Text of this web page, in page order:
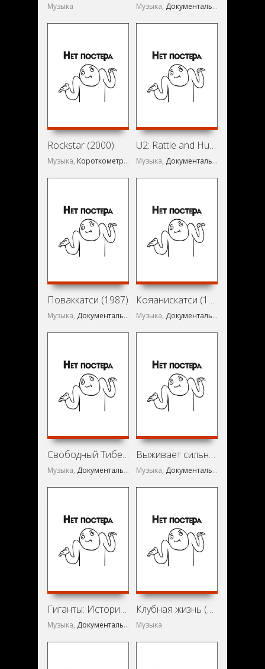
Музыка Музыка, Документальный
Rockstar (2000)
Музыка, Короткометражка
U2: Rattle and Hum (1988)
Музыка, Документальный
Поваккатси (1987)
Музыка, Документальный
Кояанискатси (1983)
Музыка, Документальный
Свободный Тибет (1998)
Музыка, Документальный
Выживает сильнейший (2002)
Музыка, Документальный
Гиганты: История двух Джонов (2002)
Музыка, Документальный
Клубная жизнь (1999)
Музыка